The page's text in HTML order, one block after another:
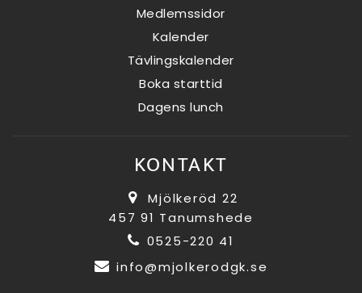
Medlemssidor
Kalender
Tävlingskalender
Boka starttid
Dagens lunch
KONTAKT
Mjölkeröd 22
457 91 Tanumshede
0525-220 41
info@mjolkerodgk.se